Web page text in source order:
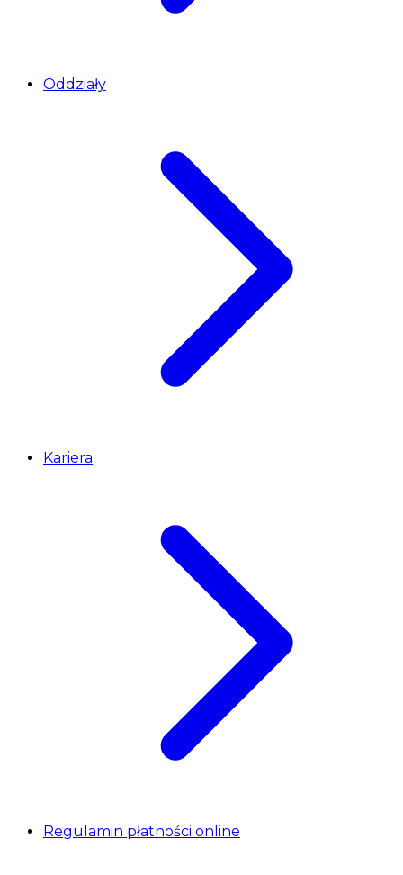
Oddziały
Kariera
Regulamin płatności online